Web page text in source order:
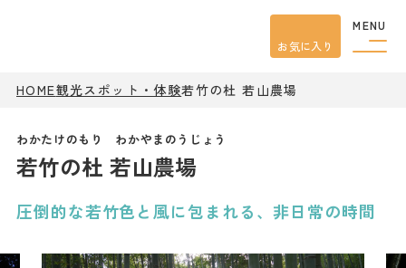
MENU
お気に入り
HOME観光スポット・体験若竹の杜 若山農場
若竹の杜 若山農場
圧倒的な若竹色と風に包まれる、非日常の時間
観光案内
イベント
宿泊